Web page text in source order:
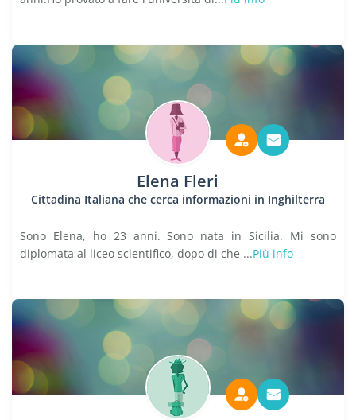
Elena Fleri
Cittadina Italiana che cerca informazioni in Inghilterra
Sono Elena, ho 23 anni. Sono nata in Sicilia. Mi sono
diplomata al liceo scientifico, dopo di che ...Più info